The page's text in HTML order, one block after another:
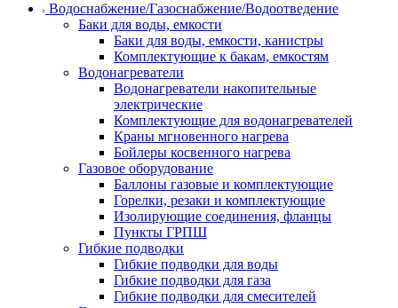
Водоснабжение/Газоснабжение/Водоотведение
Баки для воды, емкости
Баки для воды, емкости, канистры
Комплектующие к бакам, емкостям
Водонагреватели
Водонагреватели накопительные
электрические
Комплектующие для водонагревателей
Краны мгновенного нагрева
Бойлеры косвенного нагрева
Газовое оборудование
Баллоны газовые и комплектующие
Горелки, резаки и комплектующие
Изолирующие соединения, фланцы
Пункты ГРПШ
Гибкие подводки
Гибкие подводки для воды
Гибкие подводки для газа
Гибкие подводки для смесителей